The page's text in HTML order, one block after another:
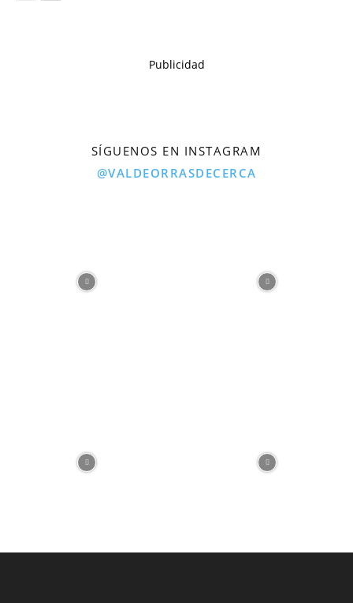
Publicidad
SÍGUENOS EN INSTAGRAM
@VALDEORRASDECERCA